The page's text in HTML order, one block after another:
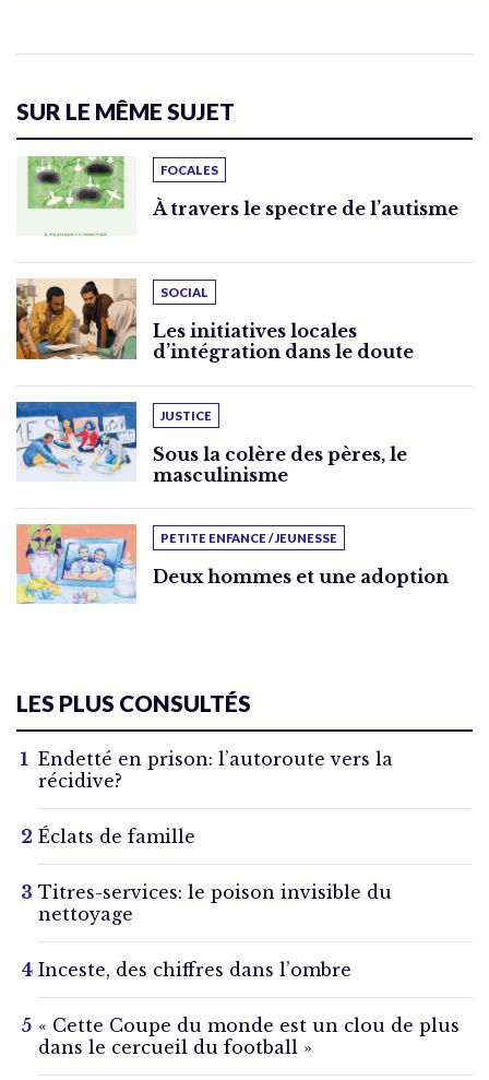
SUR LE MÊME SUJET
FOCALES
À travers le spectre de l’autisme
SOCIAL
Les initiatives locales
d’intégration dans le doute
JUSTICE
Sous la colère des pères, le
masculinisme
PETITE ENFANCE / JEUNESSE
Deux hommes et une adoption
LES PLUS CONSULTÉS
Endetté en prison: l’autoroute vers la
récidive?
Éclats de famille
Titres-services: le poison invisible du
nettoyage
Inceste, des chiffres dans l’ombre
« Cette Coupe du monde est un clou de plus
dans le cercueil du football »